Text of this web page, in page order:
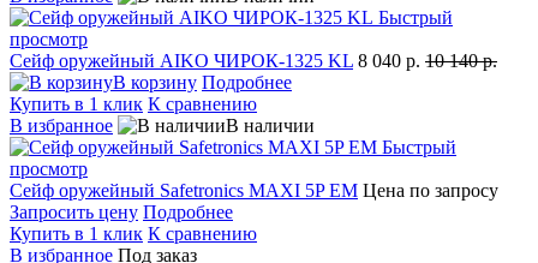
Быстрый
просмотр
Сейф оружейный AIKO ЧИРОК-1325 KL 8 040 р. 10 140 р.
В корзину Подробнее
Купить в 1 клик К сравнению
В избранное
В наличии
Быстрый
просмотр
Сейф оружейный Safetronics MAXI 5P EM Цена по запросу
Запросить цену Подробнее
Купить в 1 клик К сравнению
В избранное Под заказ